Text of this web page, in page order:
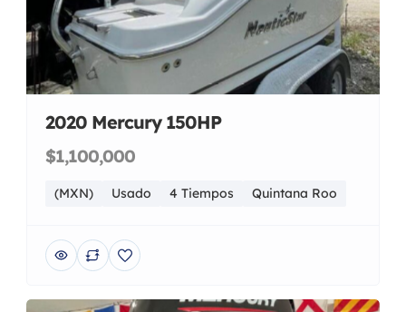
2020 Mercury 150HP
$1,100,000
(MXN) Usado 4 Tiempos Quintana Roo